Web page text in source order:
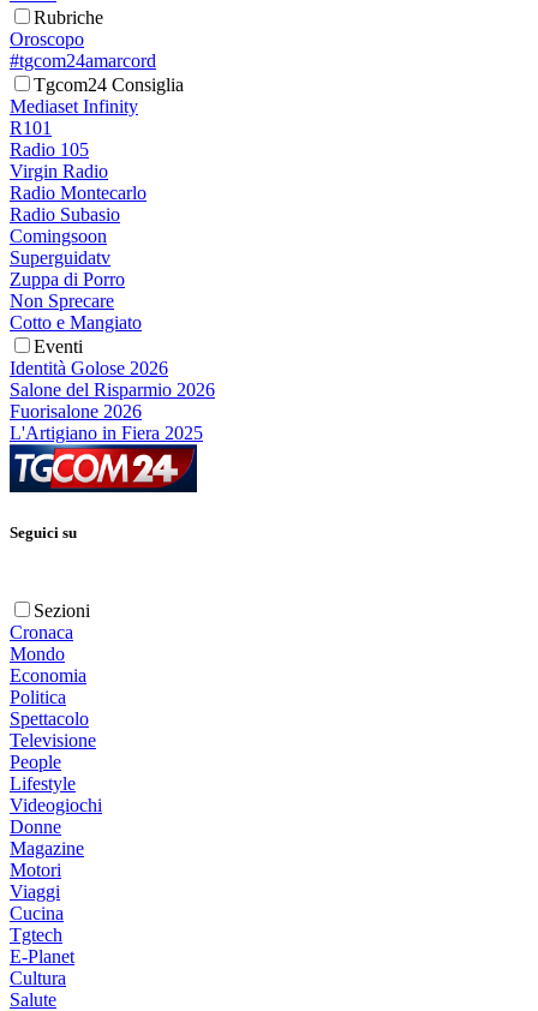
Rubriche
Oroscopo
#tgcom24amarcord
Tgcom24 Consiglia
Mediaset Infinity
R101
Radio 105
Virgin Radio
Radio Montecarlo
Radio Subasio
Comingsoon
Superguidatv
Zuppa di Porro
Non Sprecare
Cotto e Mangiato
Eventi
Identità Golose 2026
Salone del Risparmio 2026
Fuorisalone 2026
L'Artigiano in Fiera 2025
Seguici su
Sezioni
Cronaca
Mondo
Economia
Politica
Spettacolo
Televisione
People
Lifestyle
Videogiochi
Donne
Magazine
Motori
Viaggi
Cucina
Tgtech
E-Planet
Cultura
Salute